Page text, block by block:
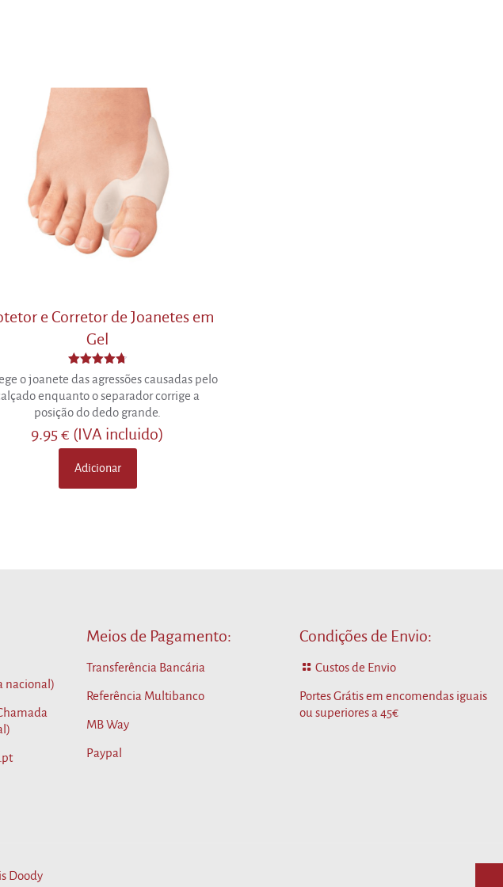
e Corretor de Joanetes em
Gel
Avaliação
4.71
de 5
o joanete das agressões causadas pelo
enquanto o separador corrige a
posição do dedo grande.
9.95€ (IVA incluido)
Adicionar
nacional)
Meios de Pagamento:
Transferência Bancária
Referência Multibanco
MB Way
Paypal
Condições de Envio:
Custos de Envio
Portes Grátis em encomendas iguais
ou superiores a 45€
Doody